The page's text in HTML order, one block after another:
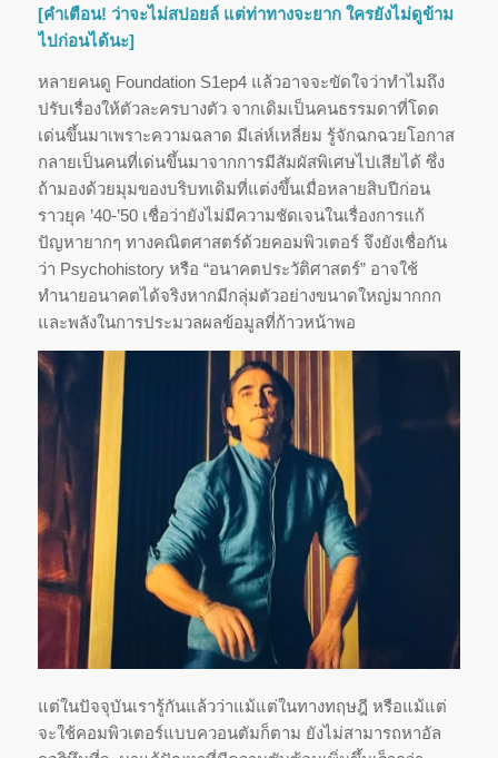
[คำเตือน! ว่าจะไม่สปอยล์ แต่ท่าทางจะยาก ใครยังไม่ดูข้าม
ไปก่อนได้นะ]
หลายคนดู Foundation S1ep4 แล้วอาจจะขัดใจว่าทำไมถึง
ปรับเรื่องให้ตัวละครบางตัว จากเดิมเป็นคนธรรมดาที่โดด
เด่นขึ้นมาเพราะความฉลาด มีเล่ห์เหลี่ยม รู้จักฉกฉวยโอกาส
กลายเป็นคนที่เด่นขึ้นมาจากการมีสัมผัสพิเศษไปเสียได้ ซึ่ง
ถ้ามองด้วยมุมของบริบทเดิมที่แต่งขึ้นเมื่อหลายสิบปีก่อน
ราวยุค ’40-’50 เชื่อว่ายังไม่มีความชัดเจนในเรื่องการแก้
ปัญหายากๆ ทางคณิตศาสตร์ด้วยคอมพิวเตอร์ จึงยังเชื่อกัน
ว่า Psychohistory หรือ “อนาคตประวัติศาสตร์” อาจใช้
ทำนายอนาคตได้จริงหากมีกลุ่มตัวอย่างขนาดใหญ่มากกก
และพลังในการประมวลผลข้อมูลที่ก้าวหน้าพอ
แต่ในปัจจุบันเรารู้กันแล้วว่าแม้แต่ในทางทฤษฎี หรือแม้แต่
จะใช้คอมพิวเตอร์แบบควอนตัมก็ตาม ยังไม่สามารถหาอัล